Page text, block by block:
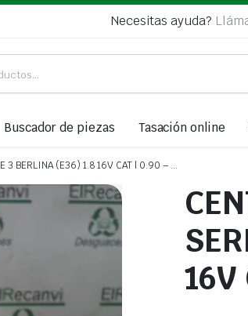
Necesitas ayuda?
Buscador de piezas Tasación online
3 BERLINA (E36) 1.8 16V CAT | 0.90 – …